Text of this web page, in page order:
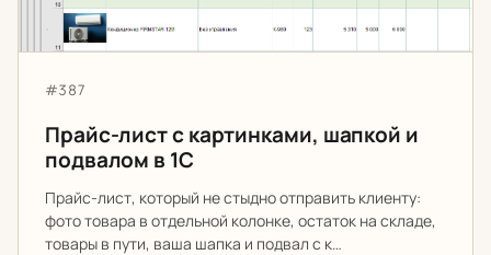
Артикул:
#387
Прайс-лист с картинками, шапкой и
подвалом в 1С
Прайс-лист, который не стыдно отправить клиенту:
фото товара в отдельной колонке, остаток на складе,
товары в пути, ваша шапка и подвал с к…